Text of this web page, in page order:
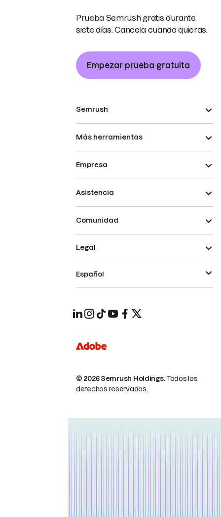
Prueba Semrush gratis durante
siete días. Cancela cuando quieras.
Empezar prueba gratuita
Semrush
Más herramientas
Empresa
Asistencia
Comunidad
© 2026 Semrush Holdings.Todos los
derechos reservados.
Legal
Español